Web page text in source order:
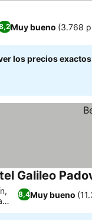
Muy bueno (3.768
los precios exactos
Galileo
8,4Muy bueno